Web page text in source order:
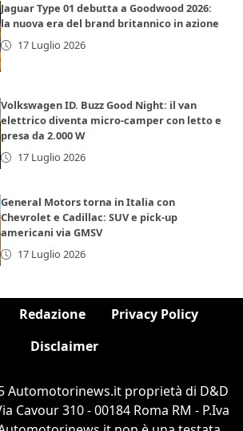
Jaguar Type 01 debutta a Goodwood 2026:
la nuova era del brand britannico in azione
17 Luglio 2026
Volkswagen ID. Buzz Good Night: il van
elettrico diventa micro-camper con letto e
presa da 2.000 W
17 Luglio 2026
General Motors torna in Italia con
Chevrolet e Cadillac: SUV e pick-up
americani via GMSV
17 Luglio 2026
Redazione
Privacy Policy
Disclaimer
Automotorinews.it proprietà di D&D
Cavour 310 - 00184 Roma RM - P.Iva